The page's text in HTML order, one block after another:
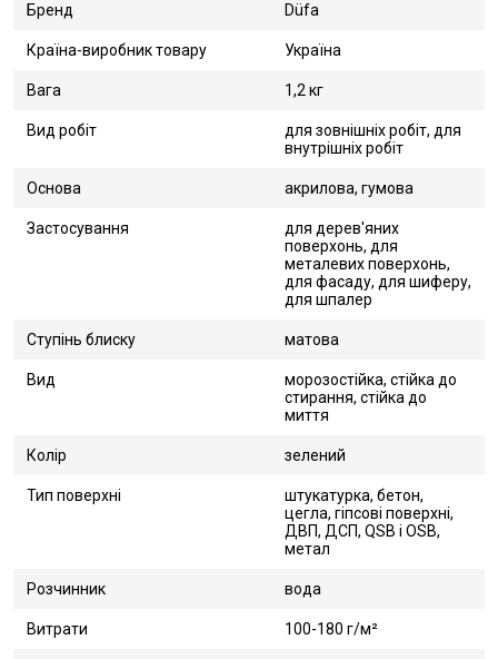
Бренд Düfa
Країна-виробник товару Україна
Вага 1,2 кг
Вид робіт
для зовнішніх робіт, для
внутрішніх робіт
Основа акрилова, гумова
Застосування
для дерев'яних
поверхонь, для
металевих поверхонь,
для фасаду, для шиферу,
для шпалер
Ступінь блиску матова
Вид
морозостійка, стійка до
стирання, стійка до
миття
Колір зелений
Тип поверхні
штукатурка, бетон,
цегла, гіпсові поверхні,
ДВП, ДСП, QSB і OSB,
метал
Розчинник вода
Витрати 100-180 г/м²